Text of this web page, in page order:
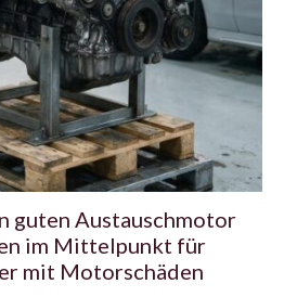
guten Austauschmotor
im Mittelpunkt für
mit Motorschäden